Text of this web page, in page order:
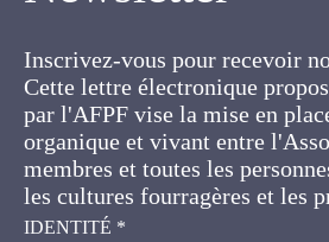
Cette lettre électronique
gratuitement par l'AFPF vise
d'un lien organique et vivant
ses membres et toutes les
concernées par les cultures
prairies.
IDENTITÉ*